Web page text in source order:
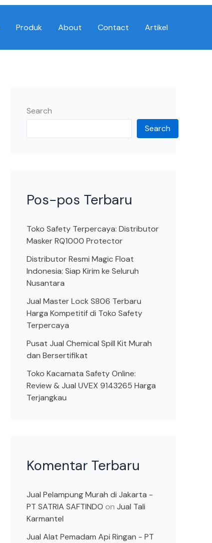
Produk About Contact Artikel
Search
Search
Pos-pos Terbaru
Toko Safety Terpercaya: Distributor
Masker RQ1000 Protector
Distributor Resmi Magic Float
Indonesia: Siap Kirim ke Seluruh
Nusantara
Jual Master Lock S806 Terbaru
Harga Kompetitif di Toko Safety
Terpercaya
Pusat Jual Chemical Spill Kit Murah
dan Bersertifikat
Toko Kacamata Safety Online:
Review & Jual UVEX 9143265 Harga
Terjangkau
Komentar Terbaru
Jual Pelampung Murah di Jakarta -
PT SATRIA SAFTINDO on Jual Tali
Karmantel
Jual Alat Pemadam Api Ringan - PT